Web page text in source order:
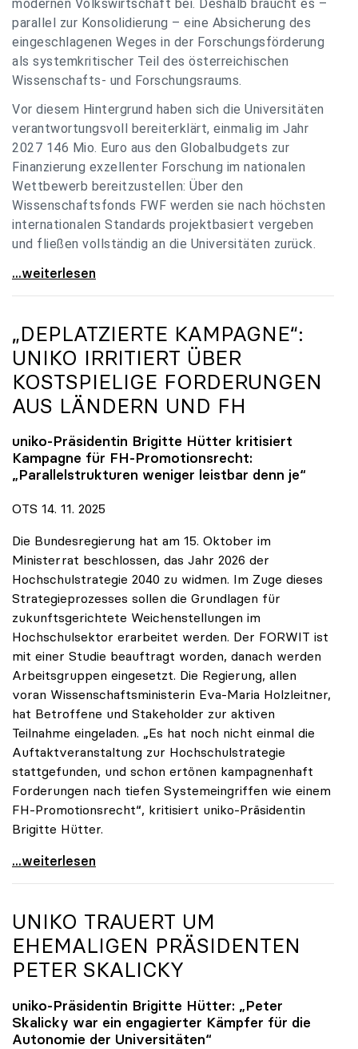
modernen Volkswirtschaft bei. Deshalb braucht es –
parallel zur Konsolidierung – eine Absicherung des
eingeschlagenen Weges in der Forschungsförderung
als systemkritischer Teil des österreichischen
Wissenschafts- und Forschungsraums.
Vor diesem Hintergrund haben sich die Universitäten
verantwortungsvoll bereiterklärt, einmalig im Jahr
2027 146 Mio. Euro aus den Globalbudgets zur
Finanzierung exzellenter Forschung im nationalen
Wettbewerb bereitzustellen: Über den
Wissenschaftsfonds FWF werden sie nach höchsten
internationalen Standards projektbasiert vergeben
und fließen vollständig an die Universitäten zurück.
Gemeinsam für einen starken Wissenschafts- und
...weiterlesen
„DEPLATZIERTE KAMPAGNE“:
UNIKO IRRITIERT ÜBER
KOSTSPIELIGE FORDERUNGEN
AUS LÄNDERN UND FH
uniko-Präsidentin Brigitte Hütter kritisiert
Kampagne für FH-Promotionsrecht:
„Parallelstrukturen weniger leistbar denn je“
OTS 14. 11. 2025
Die Bundesregierung hat am 15. Oktober im
Ministerrat beschlossen, das Jahr 2026 der
Hochschulstrategie 2040 zu widmen. Im Zuge dieses
Strategieprozesses sollen die Grundlagen für
zukunftsgerichtete Weichenstellungen im
Hochschulsektor erarbeitet werden. Der FORWIT ist
mit einer Studie beauftragt worden, danach werden
Arbeitsgruppen eingesetzt. Die Regierung, allen
voran Wissenschaftsministerin Eva-Maria Holzleitner,
hat Betroffene und Stakeholder zur aktiven
Teilnahme eingeladen. „Es hat noch nicht einmal die
Auftaktveranstaltung zur Hochschulstrategie
stattgefunden, und schon ertönen kampagnenhaft
Forderungen nach tiefen Systemeingriffen wie einem
FH-Promotionsrecht“, kritisiert uniko-Präsidentin
Brigitte Hütter.
„Deplatzierte Kampagne“: uniko irritiert über
...weiterlesen
UNIKO TRAUERT UM
EHEMALIGEN PRÄSIDENTEN
PETER SKALICKY
uniko-Präsidentin Brigitte Hütter: „Peter
Skalicky war ein engagierter Kämpfer für die
Autonomie der Universitäten“